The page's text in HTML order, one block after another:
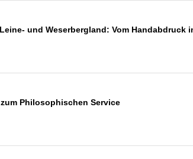
und Weserbergland: Vom
Philosophischen Service